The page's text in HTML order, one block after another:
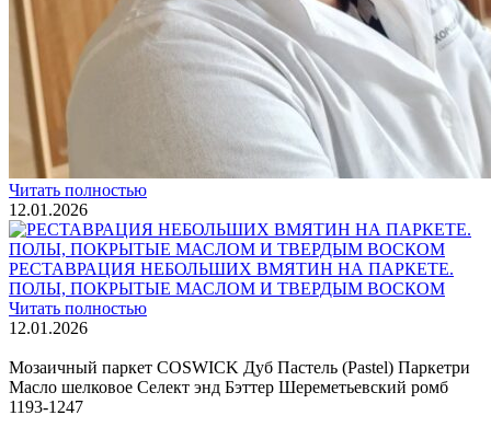
ВИДЕО-ИНСТРУКЦИЯ: Реставрация царапин. Полы,
покрытые маслом и твердым воском. Системы для локального
ремонта и восстановления
Читать полностью
02.02.2026
ПОЛЫ, ПОКРЫТЫЕ МАСЛОМ. РЕСТАВРАЦИЯ
НЕБОЛЬШИХ ПОТЕРТОСТЕЙ
Читать полностью
12.01.2026
РЕСТАВРАЦИЯ НЕБОЛЬШИХ ВМЯТИН НА ПАРКЕТЕ.
ПОЛЫ, ПОКРЫТЫЕ МАСЛОМ И ТВЕРДЫМ ВОСКОМ
Читать полностью
12.01.2026
Мозаичный паркет COSWICK Дуб Пастель (Pastel) Паркетри
Масло шелковое Селект энд Бэттер Шереметьевский ромб
1193-1247